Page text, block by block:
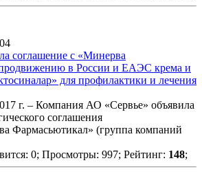
соглашение с «Минерва
в России и ЕАЭС крема и
для профилактики и лечения
г. – Компания АО «Сервье» объявила
соглашения
Фармасьютикал» (группа компаний
0; Просмотры: 997; Рейтинг: 148;